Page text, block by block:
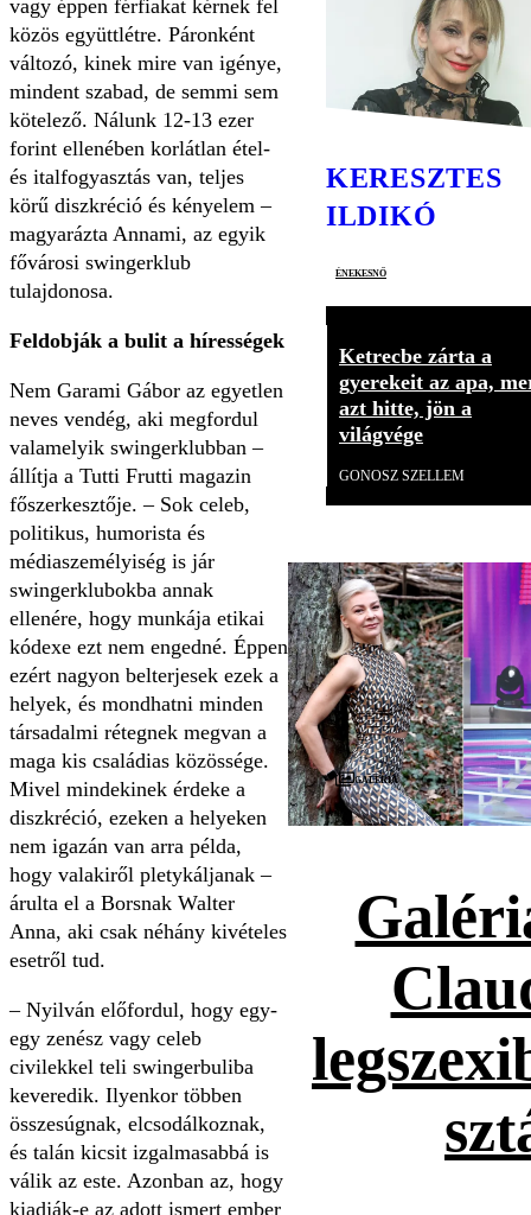
vagy éppen férfiakat kérnek fel
közös együttlétre. Páronként
változó, kinek mire van igénye,
mindent szabad, de semmi sem
kötelező. Nálunk 12-13 ezer
forint ellenében korlátlan étel-
és italfogyasztás van, teljes
körű diszkréció és kényelem –
magyarázta Annami, az egyik
fővárosi swingerklub
tulajdonosa.
Feldobják a bulit a hírességek
Nem Garami Gábor az egyetlen
neves vendég, aki megfordul
valamelyik swingerklubban –
állítja a Tutti Frutti magazin
főszerkesztője. – Sok celeb,
politikus, humorista és
médiaszemélyiség is jár
swingerklubokba annak
ellenére, hogy munkája etikai
kódexe ezt nem engedné. Éppen
ezért nagyon belterjesek ezek a
helyek, és mondhatni minden
társadalmi rétegnek megvan a
maga kis családias közössége.
Mivel mindekinek érdeke a
diszkréció, ezeken a helyeken
nem igazán van arra példa,
hogy valakiről pletykáljanak –
árulta el a Borsnak Walter
Anna, aki csak néhány kivételes
esetről tud.
– Nyilván előfordul, hogy egy-
egy zenész vagy celeb
civilekkel teli swingerbuliba
keveredik. Ilyenkor többen
összesúgnak, elcsodálkoznak,
és talán kicsit izgalmasabbá is
válik az este. Azonban az, hogy
kiadják-e az adott ismert ember
KERESZTES
ILDIKÓ
énekesnő
Ketrecbe zárta a
gyerekeit az apa,
azt hitte, jön a
világvége
GONOSZ SZELLEM
Galéria